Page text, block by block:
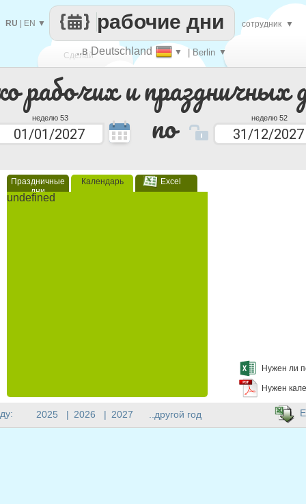
рабочих и праздничных
неделю 53 по неделю 52
Праздничные
дни
Календарь Excel
undefined
Нужен ли
Нужен
Сделай
каждый
..в Deutschland ▼ | Berlin ▼
рабочие дни
RU EN ▼ сотрудник ▼
2025 | 2026 | 2027 ..другой год